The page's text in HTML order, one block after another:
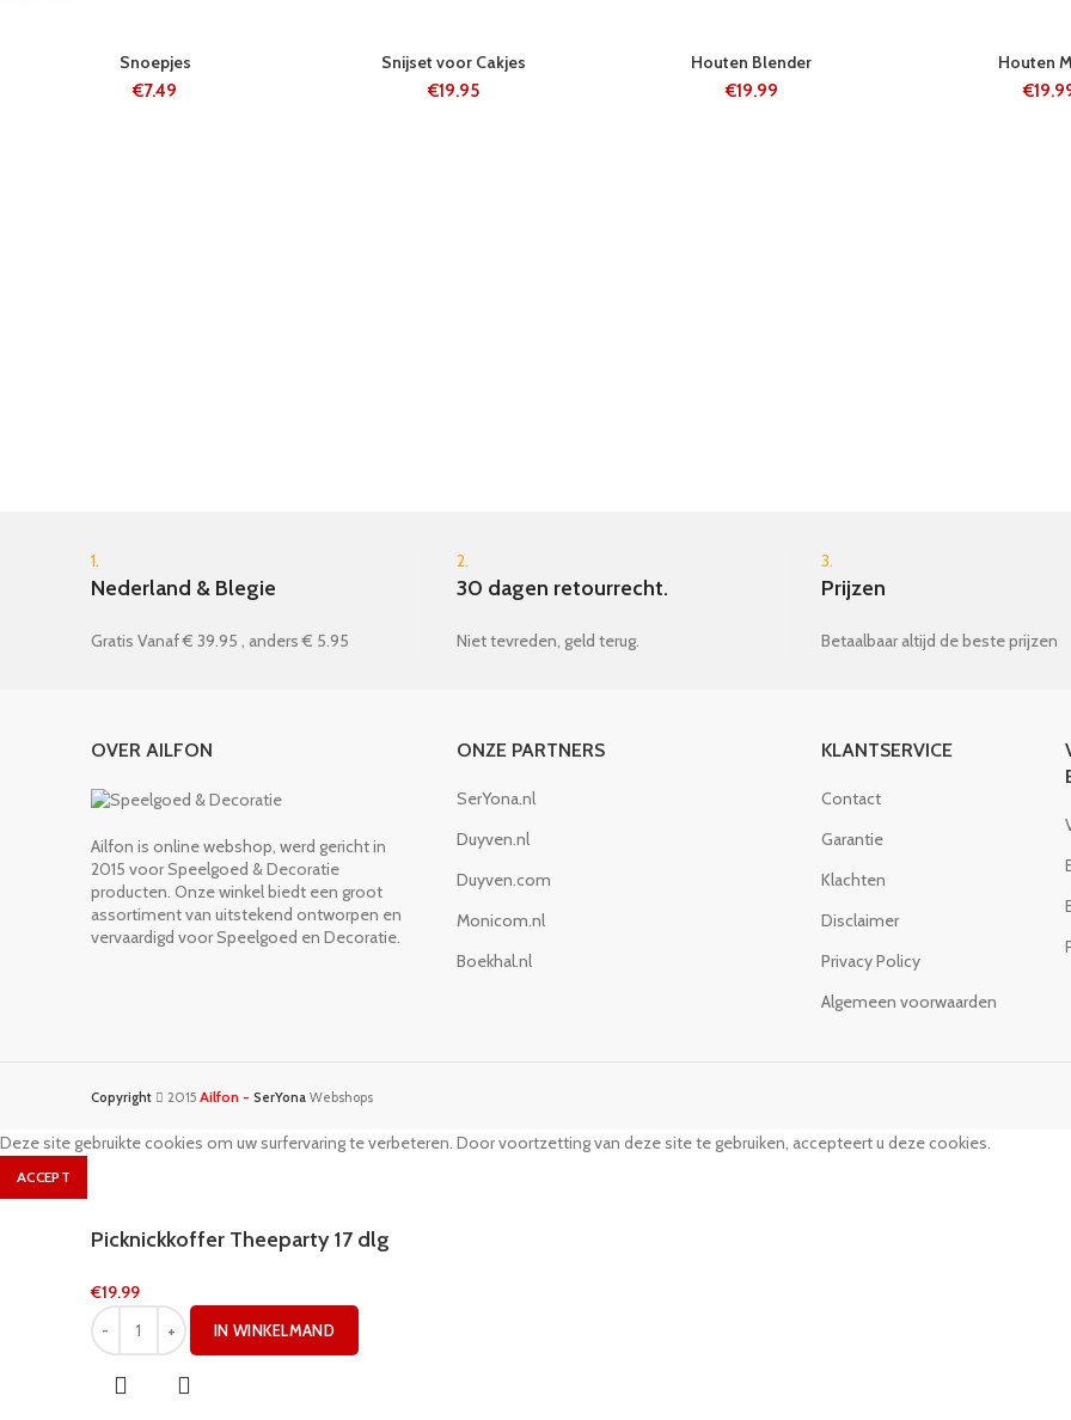
Snoepjes
€7.49
Snijset voor Cakjes
€19.95
Houten Blender
€19.99
Houten
€
1.
Nederland & Blegie
Gratis Vanaf € 39.95 , anders € 5.95
2.
30 dagen retourrecht.
Niet tevreden, geld terug.
3.
Prijzen
Betaalbaar altijd de beste prijzen
OVER AILFON
Ailfon is online webshop, werd gericht in
2015 voor Speelgoed & Decoratie
producten. Onze winkel biedt een groot
assortiment van uitstekend ontworpen en
vervaardigd voor Speelgoed en Decoratie.
ONZE PARTNERS
SerYona.nl
Duyven.nl
Duyven.com
Monicom.nl
Boekhal.nl
KLANTSERVICE
Contact
Garantie
Klachten
Disclaimer
Privacy Policy
Algemeen voorwaarden
Copyright 2015 Ailfon - SerYona Webshops
Deze site gebruikte cookies om uw surfervaring te verbeteren. Door voortzetting van deze site te gebruiken, accepteert u deze cookies.
ACCEPT
Picknickkoffer Theeparty 17 dlg
€19.99
IN WINKELMAND